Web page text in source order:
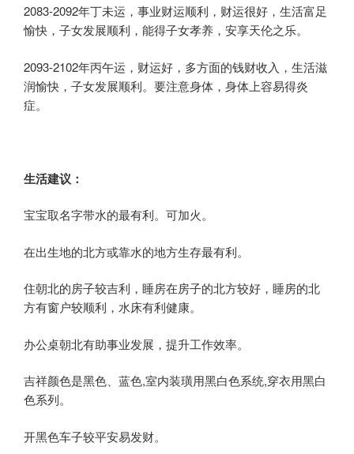
2083-2092年丁未运，事业财运顺利，财运很好，生活富足
愉快，子女发展顺利，能得子女孝养，安享天伦之乐。
2093-2102年丙午运，财运好，多方面的钱财收入，生活滋
润愉快，子女发展顺利。要注意身体，身体上容易得炎
症。
生活建议：
宝宝取名字带水的最有利。可加火。
在出生地的北方或靠水的地方生存最有利。
住朝北的房子较吉利，睡房在房子的北方较好，睡房的北
方有窗户较顺利，水床有利健康。
办公桌朝北有助事业发展，提升工作效率。
吉祥颜色是黑色、蓝色,室内装璜用黑白色系统,穿衣用黑白
色系列。
开黑色车子较平安易发财。